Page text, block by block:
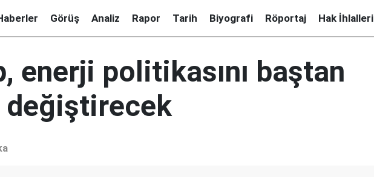
Görüş Analiz Rapor Tarih Biyografi Röportaj Hak İhlalleri
enerji politikasını baştan
değiştirecek